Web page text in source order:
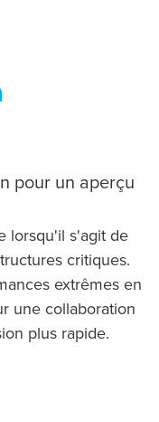
pour un aperçu
lorsqu'il s'agit de
critiques.
extrêmes en
une collaboration
plus rapide.